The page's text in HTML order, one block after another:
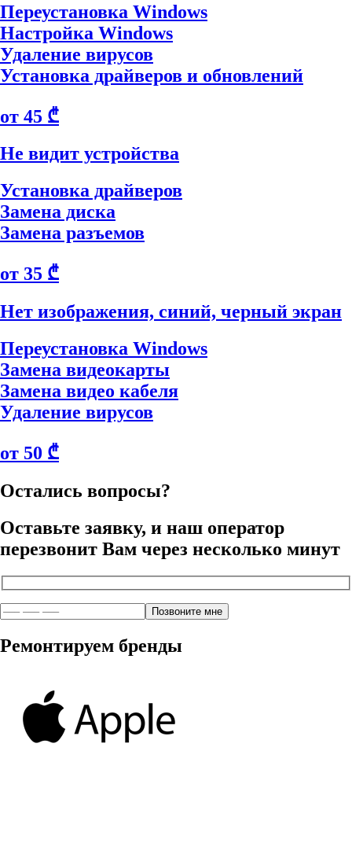
Переустановка Windows
Настройка Windows
Удаление вирусов
Установка драйверов и обновлений
от 45 ₾
Не видит устройства
Установка драйверов
Замена диска
Замена разъемов
от 35 ₾
Нет изображения, синий, черный экран
Переустановка Windows
Замена видеокарты
Замена видео кабеля
Удаление вирусов
от 50 ₾
Остались вопросы?
Оставьте заявку, и наш оператор
перезвонит Вам через несколько минут
Ремонтируем бренды